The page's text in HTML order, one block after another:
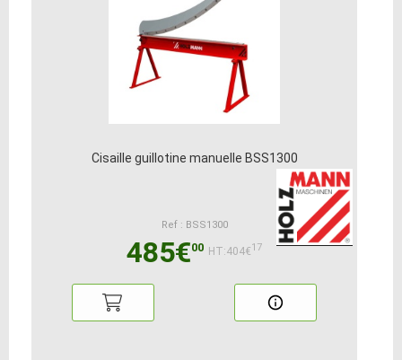
Cisaille guillotine manuelle BSS1300
Ref : BSS1300
485€00 HT:404€17